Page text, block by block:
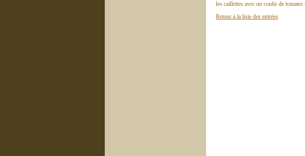
les caillettes avec un coulis de tomates
Retour à la liste des entrées